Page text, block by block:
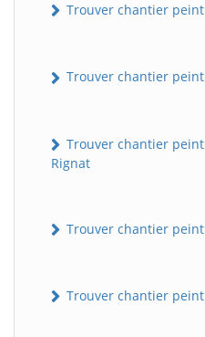
Trouver chantier
Trouver chantier
Trouver chantier
Rignat
Trouver chantier
Trouver chantier